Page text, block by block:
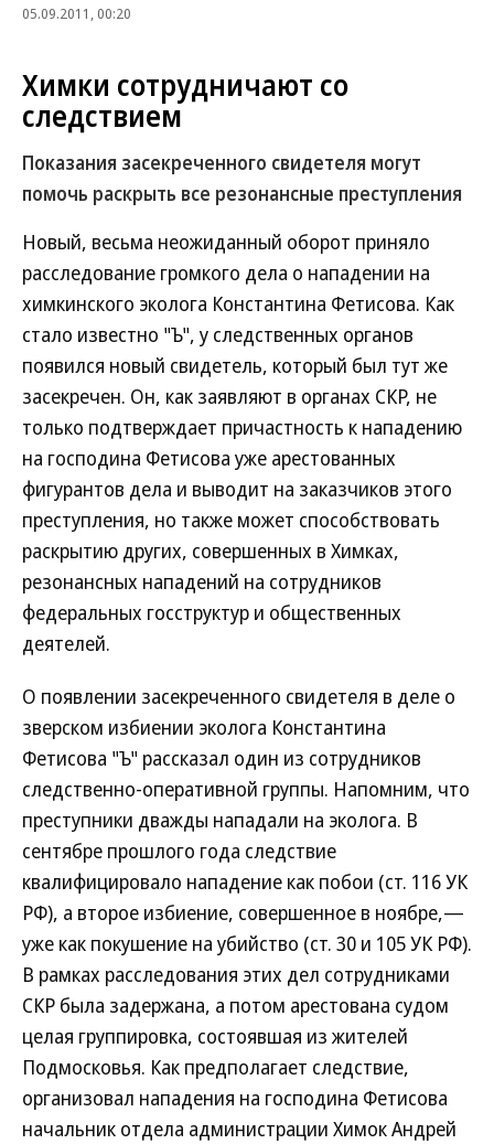
05.09.2011, 00:20
Химки сотрудничают со
следствием
Показания засекреченного свидетеля могут
помочь раскрыть все резонансные преступления
Новый, весьма неожиданный оборот приняло
расследование громкого дела о нападении на
химкинского эколога Константина Фетисова. Как
стало известно "Ъ", у следственных органов
появился новый свидетель, который был тут же
засекречен. Он, как заявляют в органах СКР, не
только подтверждает причастность к нападению
на господина Фетисова уже арестованных
фигурантов дела и выводит на заказчиков этого
преступления, но также может способствовать
раскрытию других, совершенных в Химках,
резонансных нападений на сотрудников
федеральных госструктур и общественных
деятелей.
О появлении засекреченного свидетеля в деле о
зверском избиении эколога Константина
Фетисова "Ъ" рассказал один из сотрудников
следственно-оперативной группы. Напомним, что
преступники дважды нападали на эколога. В
сентябре прошлого года следствие
квалифицировало нападение как побои (ст. 116 УК
РФ), а второе избиение, совершенное в ноябре,—
уже как покушение на убийство (ст. 30 и 105 УК РФ).
В рамках расследования этих дел сотрудниками
СКР была задержана, а потом арестована судом
целая группировка, состоявшая из жителей
Подмосковья. Как предполагает следствие,
организовал нападения на господина Фетисова
начальник отдела администрации Химок Андрей